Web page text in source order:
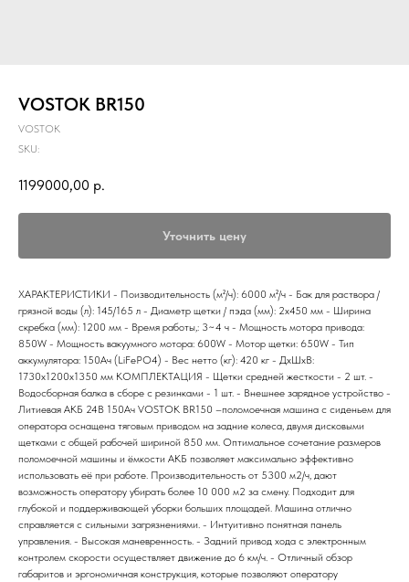
VOSTOK BR150
VOSTOK
SKU:
1199000,00 р.
Уточнить цену
ХАРАКТЕРИСТИКИ - Поизводительность (м²/ч): 6000 м²/ч - Бак для раствора /
грязной воды (л): 145/165 л - Диаметр щетки / пэда (мм): 2x450 мм - Ширина
скребка (мм): 1200 мм - Время работы,: 3~4 ч - Мощность мотора привода:
850W - Мощность вакуумного мотора: 600W - Мотор щетки: 650W - Тип
аккумулятора: 150Ач (LiFePO4) - Вес нетто (кг): 420 кг - ДxШxВ:
1730x1200x1350 мм КОМПЛЕКТАЦИЯ - Щетки средней жесткости - 2 шт. -
Водосборная балка в сборе с резинками - 1 шт. - Внешнее зарядное устройство -
Литиевая АКБ 24В 150Ач VOSTOK BR150 –поломоечная машина с сиденьем для
оператора оснащена тяговым приводом на задние колеса, двумя дисковыми
щетками с общей рабочей шириной 850 мм. Оптимальное сочетание размеров
поломоечной машины и ёмкости АКБ позволяет максимально эффективно
использовать её при работе. Производительность от 5300 м2/ч, дают
возможность оператору убирать более 10 000 м2 за смену. Подходит для
глубокой и поддерживающей уборки больших площадей. Машина отлично
справляется с сильными загрязнениями. - Интуитивно понятная панель
управления. - Высокая маневренность. - Задний привод хода с электронным
контролем скорости осуществляет движение до 6 км/ч. - Отличный обзор
габаритов и эргономичная конструкция, которые позволяют оператору